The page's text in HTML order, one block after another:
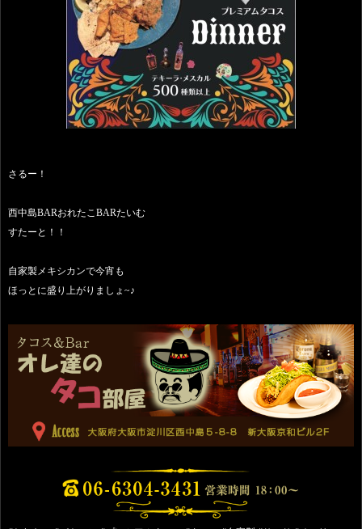
さるー！
西中島BARおれたこBARたいむ
すたーと！！
自家製メキシカンで今宵も
ほっとに盛り上がりましょ~♪